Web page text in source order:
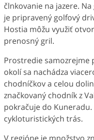
člnkovanie na jazere.
je pripravený golfový
Hostia môžu využiť
prenosný gril.
Prostredie samozrejme
okolí sa nachádza
chodníčkov a celou
značkovaný chodník z
pokračuje do
cykloturistických trás.